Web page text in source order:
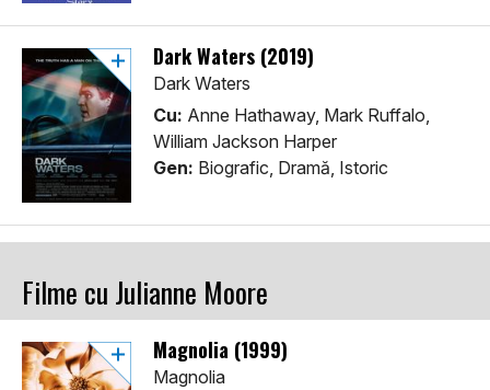
Dark Waters (2019)
Dark Waters
Cu: Anne Hathaway, Mark Ruffalo,
William Jackson Harper
Gen: Biografic, Dramă, Istoric
Filme cu Julianne Moore
Magnolia (1999)
Magnolia